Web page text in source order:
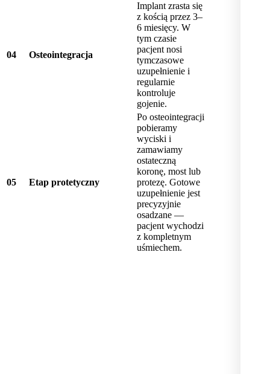
04 Osteointegracja
Implant zrasta się
z kością przez 3–
6 miesięcy. W
tym czasie
pacjent nosi
tymczasowe
uzupełnienie i
regularnie
kontroluje
gojenie.
05 Etap protetyczny
Po osteointegracji
pobieramy
wyciski i
zamawiamy
ostateczną
koronę, most lub
protezę. Gotowe
uzupełnienie jest
precyzyjnie
osadzane —
pacjent wychodzi
z kompletnym
uśmiechem.